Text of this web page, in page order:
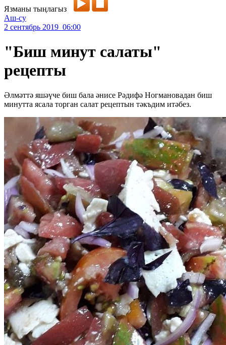
Язманы тыңлагыз
Аш-су
2 сентябрь 2019 06:00
"Биш минут салаты"
рецепты
Әлмәттә яшәүче биш бала әнисе Рәдифә Ногмановадан биш
минутта ясала торган салат рецептын тәкъдим итәбез.